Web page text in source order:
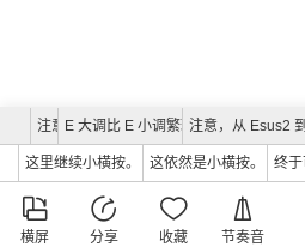
注意：三个音一组的都是三连音。
E 大调比 E 小调繁琐一点，其实并不
注意，从 Esus2
这里继续小横按。 这依然是小横按。 终

横屏

分享

收藏

节奏音